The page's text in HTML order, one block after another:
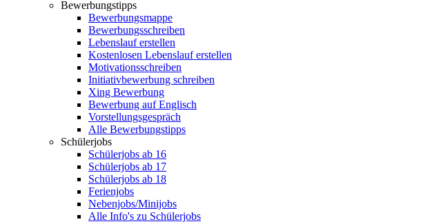
Bewerbungstipps
Bewerbungsmappe
Bewerbungsschreiben
Lebenslauf erstellen
Kostenlosen Lebenslauf erstellen
Motivationsschreiben
Initiativbewerbung schreiben
Xing Bewerbung
Bewerbung auf Englisch
Vorstellungsgespräch
Alle Bewerbungstipps
Schülerjobs
Schülerjobs ab 16
Schülerjobs ab 17
Schülerjobs ab 18
Ferienjobs
Nebenjobs/Minijobs
Alle Info's zu Schülerjobs